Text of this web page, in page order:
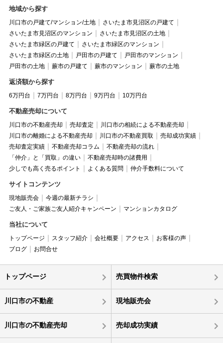
地域から探す
川口市の戸建て/マンション/土地
さいたま市見沼区の戸建て
さいたま市見沼区のマンション
さいたま市見沼区の土地
さいたま市緑区の戸建て
さいたま市緑区のマンション
さいたま市緑区の土地
戸田市の戸建て
戸田市のマンション
戸田市の土地
蕨市の戸建て 蕨市のマンション 蕨市の土地
返済額から探す
6万円台 7万円台 8万円台 9万円台 10万円台
不動産売却について
川口市の不動産売却 売却査定
川口市の相続による不動産売却
川口市の離婚による不動産売却
川口市の不動産買取
売却成功実績
売却査定実績
不動産売却コラム
不動産売却の流れ
「仲介」と「買取」の違い
不動産売却時の諸費用
少しでも高く売るポイント
よくある質問 仲介手数料について
サイトコンテンツ
現地販売会
今週の最新チラシ
ご友人・ご家族ご友人紹介キャンペーン
マンションカタログ
当社について
トップページ スタッフ紹介 会社概要 アクセス
お客様の声
ブログ
お問合せ
トップページ 売買物件検索
川口市の不動産 現地販売会
川口市の不動産売却 売却成功実績